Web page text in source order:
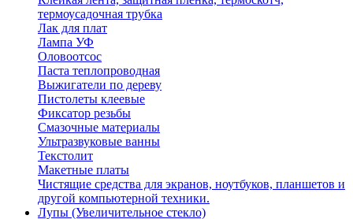
термоусадочная трубка
Лак для плат
Лампа УФ
Оловоотсос
Паста теплопроводная
Выжигатели по дереву
Пистолеты клеевые
Фиксатор резьбы
Смазочные материалы
Ультразвуковые ванны
Текстолит
Макетные платы
Чистящие средства для экранов, ноутбуков, планшетов и
другой компьютерной техники.
Лупы (Увеличительное стекло)